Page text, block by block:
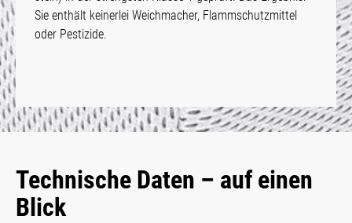
Sie enthält keinerlei Weichmacher, Flamm­schutz­mittel
oder Pes­tizide.
Technische Daten – auf einen
Blick